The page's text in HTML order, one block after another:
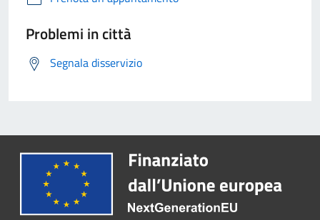
Problemi in città
Segnala disservizio